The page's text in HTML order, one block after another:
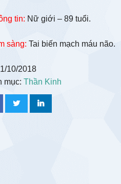
tin: Nữ giới – 89 tuổi.
sàng: Tai biến mạch máu não.
10/2018
mục: Thần Kinh